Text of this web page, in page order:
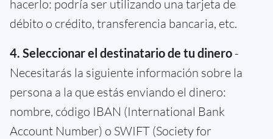
hacerlo: podría ser utilizando una tarjeta de
débito o crédito, transferencia bancaria, etc.
4. Seleccionar el destinatario de tu dinero -
Necesitarás la siguiente información sobre la
persona a la que estás enviando el dinero:
nombre, código IBAN (International Bank
Account Number) o SWIFT (Society for